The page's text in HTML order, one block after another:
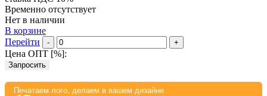
Временно отсутствует
Нет в наличии
В корзине
Перейти
- +
Цена ОПТ [%]:
Запросить
Печатаем лого, делаем в вашем дизайне